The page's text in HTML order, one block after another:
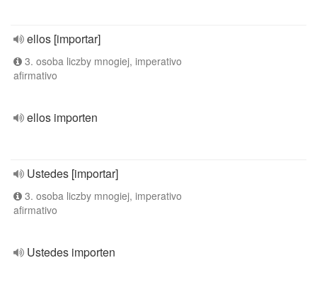
ellos [importar]
3. osoba liczby mnogiej, imperativo
afirmativo
ellos importen
Ustedes [importar]
3. osoba liczby mnogiej, imperativo
afirmativo
Ustedes importen